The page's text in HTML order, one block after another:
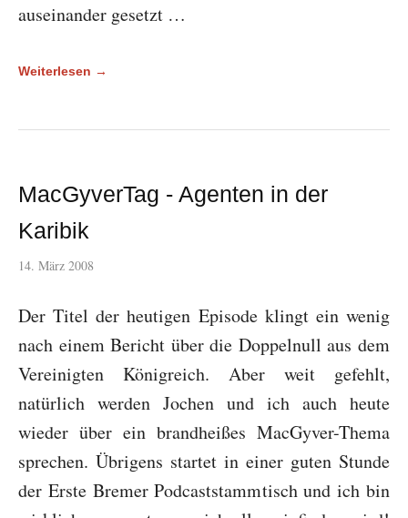
auseinander gesetzt …
Weiterlesen →
MacGyverTag - Agenten in der
Karibik
14. März 2008
Der Titel der heutigen Episode klingt ein wenig
nach einem Bericht über die Doppelnull aus dem
Vereinigten Königreich. Aber weit gefehlt,
natürlich werden Jochen und ich auch heute
wieder über ein brandheißes MacGyver-Thema
sprechen. Übrigens startet in einer guten Stunde
der Erste Bremer Podcaststammtisch und ich bin